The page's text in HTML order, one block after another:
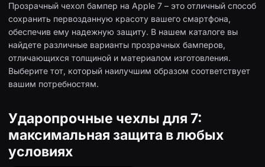
Прозрачный чехол бампер на Apple 7 – это отличный способ
сохранить первозданную красоту вашего смартфона,
обеспечив ему надежную защиту. В нашем каталоге вы
найдете различные варианты прозрачных бамперов,
отличающихся толщиной и материалом изготовления.
Выберите тот, который наилучшим образом соответствует
вашим потребностям.
Ударопрочные чехлы для 7:
максимальная защита в любых
условиях